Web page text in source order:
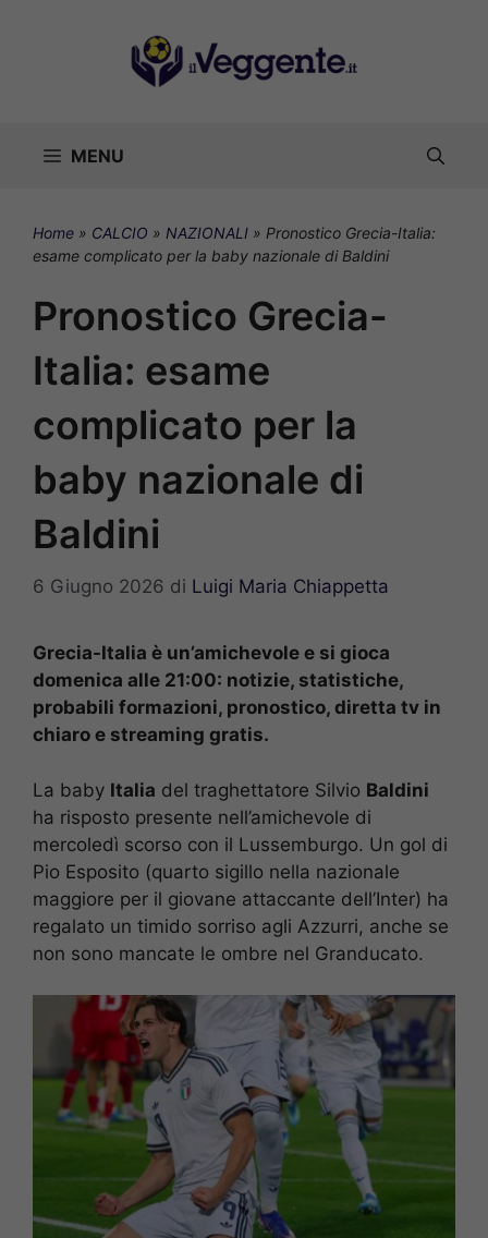
MENU
Home » CALCIO » NAZIONALI » Pronostico Grecia-Italia:
esame complicato per la baby nazionale di Baldini
Pronostico Grecia-
Italia: esame
complicato per la
baby nazionale di
Baldini
6 Giugno 2026 di Luigi Maria Chiappetta
Grecia-Italia è un’amichevole e si gioca
domenica alle 21:00: notizie, statistiche,
probabili formazioni, pronostico, diretta tv in
chiaro e streaming gratis.
La baby Italia del traghettatore Silvio Baldini
ha risposto presente nell’amichevole di
mercoledì scorso con il Lussemburgo. Un gol di
Pio Esposito (quarto sigillo nella nazionale
maggiore per il giovane attaccante dell’Inter) ha
regalato un timido sorriso agli Azzurri, anche se
non sono mancate le ombre nel Granducato.